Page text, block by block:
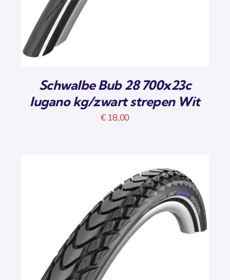
Schwalbe Bub 28 700x23c
lugano kg/zwart strepen Wit
€18,00